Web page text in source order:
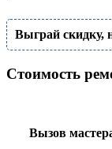
Выграй скидку,
Стоимость
Вызов